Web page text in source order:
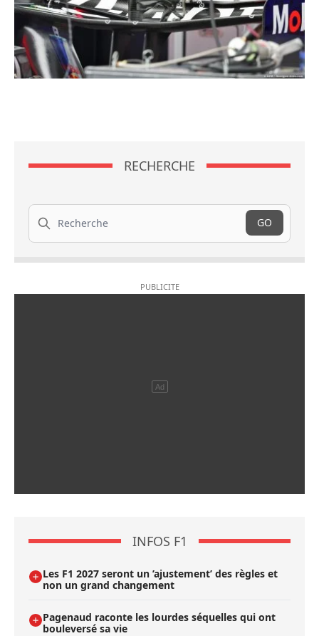
RECHERCHE
Recherche
GO
INFOS F1
Les F1 2027 seront un ’ajustement’ des règles et
non un grand changement
Pagenaud raconte les lourdes séquelles qui ont
bouleversé sa vie